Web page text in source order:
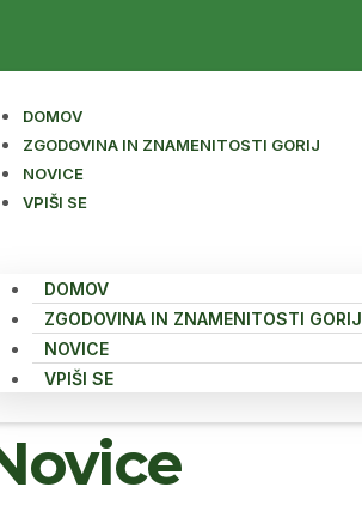
DOMOV
ZGODOVINA IN ZNAMENITOSTI GORIJ
NOVICE
VPIŠI SE
DOMOV
ZGODOVINA IN ZNAMENITOSTI GORIJ
NOVICE
VPIŠI SE